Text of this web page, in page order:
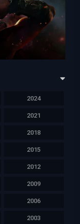
2024
2021
2018
2015
2012
2009
2006
2003